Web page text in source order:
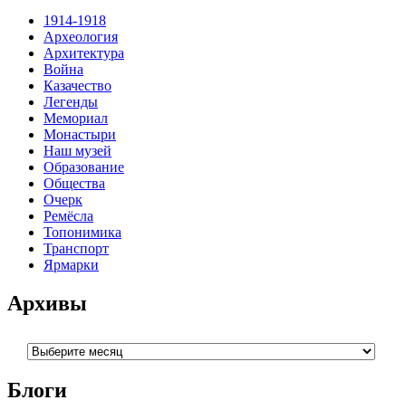
1914-1918
Археология
Архитектура
Война
Казачество
Легенды
Мемориал
Монастыри
Наш музей
Образование
Общества
Очерк
Ремёсла
Топонимика
Транспорт
Ярмарки
Архивы
Архивы
Блоги